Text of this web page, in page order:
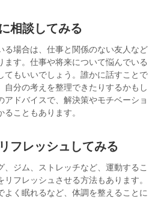
相談してみる
る場合は、仕事と関係のない友人など
ます。仕事や将来について悩んでいる
てもいいでしょう。誰かに話すことで
自分の考えを整理できたりするかもし
アドバイスで、解決策やモチベーショ
こともあります。
フレッシュしてみる
、ジム、ストレッチなど、運動するこ
フレッシュさせる方法もあります。
よく眠れるなど、体調を整えることに